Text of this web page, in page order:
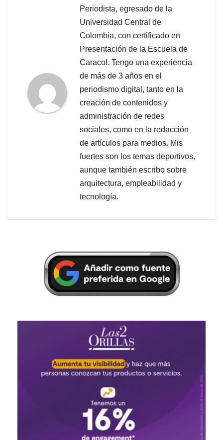
Periodista, egresado de la
Universidad Central de
Colombia, con certificado en
Presentación de la Escuela de
Caracol. Tengo una experiencia
de más de 3 años en el
periodismo digital, tanto en la
creación de contenidos y
administración de redes
sociales, como en la redacción
de artículos para medios. Mis
fuertes son los temas deportivos,
aunque también escribo sobre
arquitectura, empleabilidad y
tecnología.